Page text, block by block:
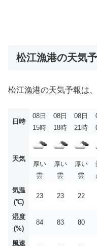
松江漁港の天気
松江漁港の天気予報は
日時
08日
15時
08日
18時
08日
21時
天気
厚い
雲
厚い
雲
厚い
雲
気温
(℃)
23 23 22
湿度
(%)
84 83 80
風速